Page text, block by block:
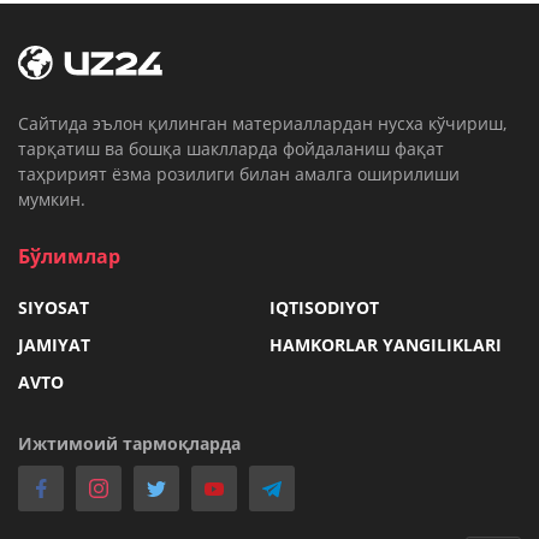
Cайтида эълон қилинган материаллардан нусха кўчириш,
тарқатиш ва бошқа шаклларда фойдаланиш фақат
таҳририят ёзма розилиги билан амалга оширилиши
мумкин.
Бўлимлар
SIYOSAT
IQTISODIYOT
JAMIYAT
HAMKORLAR YANGILIKLARI
AVTO
Ижтимоий тармоқларда